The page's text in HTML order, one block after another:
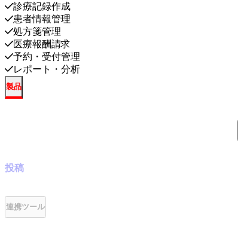
診療記録作成
患者情報管理
処方箋管理
医療報酬請求
予約・受付管理
レポート・分析
製品
投稿
連携ツール